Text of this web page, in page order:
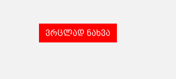
ვრცლად ნახვა